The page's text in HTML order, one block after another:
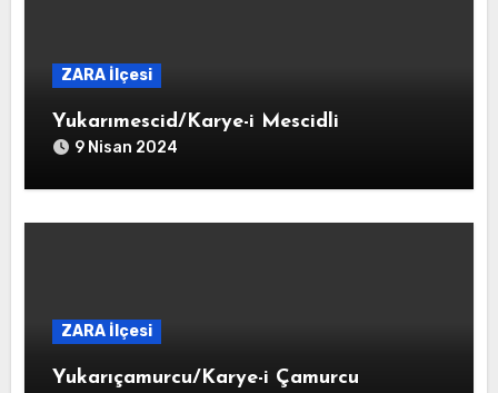
ZARA İlçesi
Yukarımescid/Karye-i Mescidli
9 Nisan 2024
ZARA İlçesi
Yukarıçamurcu/Karye-i Çamurcu